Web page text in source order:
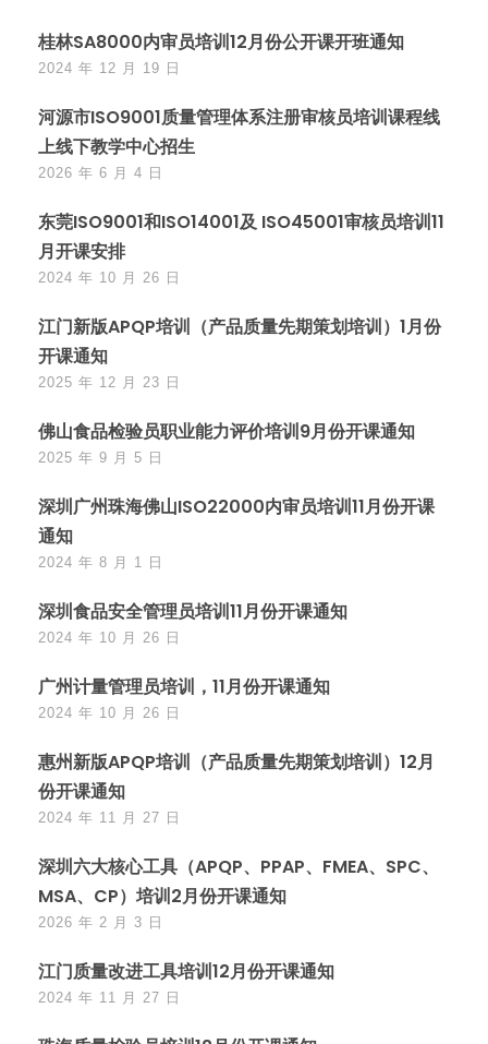
桂林SA8000内审员培训12月份公开课开班通知
2024 年 12 月 19 日
河源市ISO9001质量管理体系注册审核员培训课程线
上线下教学中心招生
2026 年 6 月 4 日
东莞ISO9001和ISO14001及 ISO45001审核员培训11
月开课安排
2024 年 10 月 26 日
江门新版APQP培训（产品质量先期策划培训）1月份
开课通知
2025 年 12 月 23 日
佛山食品检验员职业能力评价培训9月份开课通知
2025 年 9 月 5 日
深圳广州珠海佛山ISO22000内审员培训11月份开课
通知
2024 年 8 月 1 日
深圳食品安全管理员培训11月份开课通知
2024 年 10 月 26 日
广州计量管理员培训，11月份开课通知
2024 年 10 月 26 日
惠州新版APQP培训（产品质量先期策划培训）12月
份开课通知
2024 年 11 月 27 日
深圳六大核心工具（APQP、PPAP、FMEA、SPC、
MSA、CP）培训2月份开课通知
2026 年 2 月 3 日
江门质量改进工具培训12月份开课通知
2024 年 11 月 27 日